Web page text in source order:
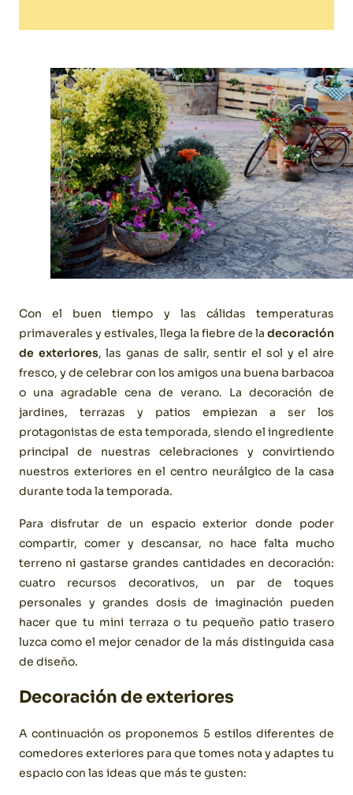
Con el buen tiempo y las cálidas temperaturas
primaverales y estivales, llega la fiebre de la decoración
de exteriores, las ganas de salir, sentir el sol y el aire
fresco, y de celebrar con los amigos una buena barbacoa
o una agradable cena de verano. La decoración de
jardines, terrazas y patios empiezan a ser los
protagonistas de esta temporada, siendo el ingrediente
principal de nuestras celebraciones y convirtiendo
nuestros exteriores en el centro neurálgico de la casa
durante toda la temporada.
Para disfrutar de un espacio exterior donde poder
compartir, comer y descansar, no hace falta mucho
terreno ni gastarse grandes cantidades en decoración:
cuatro recursos decorativos, un par de toques
personales y grandes dosis de imaginación pueden
hacer que tu mini terraza o tu pequeño patio trasero
luzca como el mejor cenador de la más distinguida casa
de diseño.
Decoración de exteriores
A continuación os proponemos 5 estilos diferentes de
comedores exteriores para que tomes nota y adaptes tu
espacio con las ideas que más te gusten: